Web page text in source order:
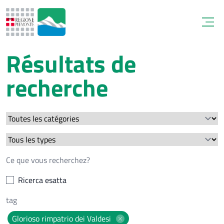
Résultats de
recherche
Ricerca esatta
Glorioso rimpatrio dei Valdesi